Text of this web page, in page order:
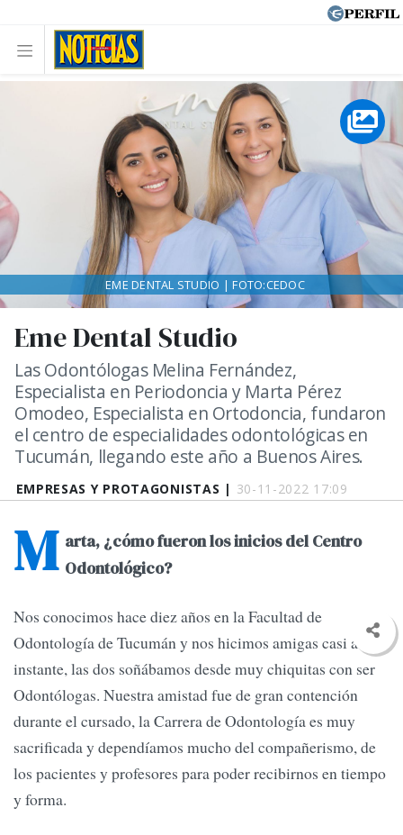
EMPRESAS Y PROTAGONISTAS | 30-11-2022 17:09
Eme Dental Studio
Las Odontólogas Melina Fernández,
Especialista en Periodoncia y Marta Pérez
Omodeo, Especialista en Ortodoncia, fundaron
el centro de especialidades odontológicas en
Tucumán, llegando este año a Buenos Aires.
EME DENTAL STUDIO | FOTO:CEDOC
M arta, ¿cómo fueron los inicios del Centro
Odontológico?
Nos conocimos hace diez años en la Facultad de
Odontología de Tucumán y nos hicimos amigas casi al
instante, las dos soñábamos desde muy chiquitas con ser
Odontólogas. Nuestra amistad fue de gran contención
durante el cursado, la Carrera de Odontología es muy
sacrificada y dependíamos mucho del compañerismo, de
los pacientes y profesores para poder recibirnos en tiempo
y forma.